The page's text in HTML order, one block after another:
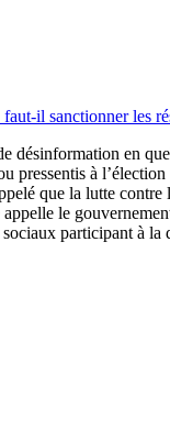
il sanctionner les
désinformation en
pressentis à
que la lutte contre
le
sociaux participant à la